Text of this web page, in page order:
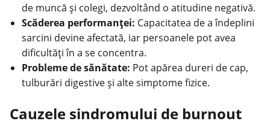
de muncă și colegi, dezvoltând o atitudine negativă.
Scăderea performanței: Capacitatea de a îndeplini
sarcini devine afectată, iar persoanele pot avea
dificultăți în a se concentra.
Probleme de sănătate: Pot apărea dureri de cap,
tulburări digestive și alte simptome fizice.
Cauzele sindromului de burnout